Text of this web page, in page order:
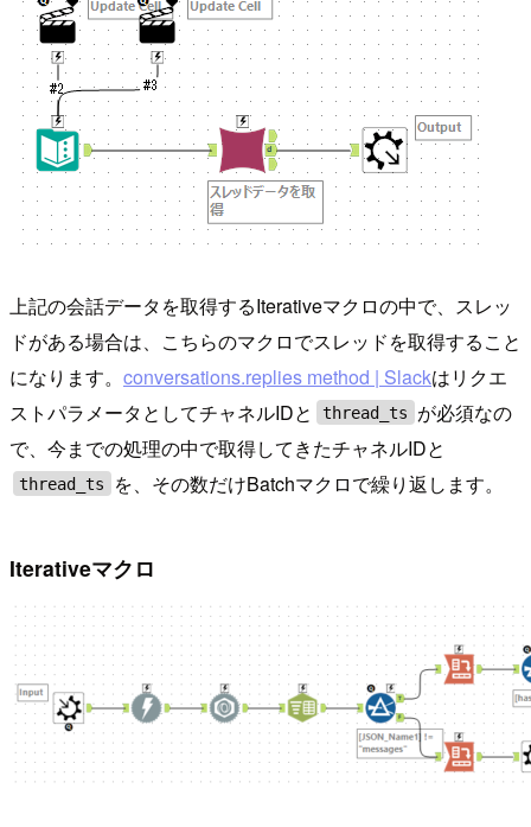
上記の会話データを取得するIterativeマクロの中で、スレッ
ドがある場合は、こちらのマクロでスレッドを取得すること
になります。 conversations.replies method | Slackはリクエ
ストパラメータとしてチャネルIDと
thread_ts
が必須なの
で、今までの処理の中で取得してきたチャネルIDと
thread_ts を、その数だけBatchマクロで繰り返します。
Iterativeマクロ